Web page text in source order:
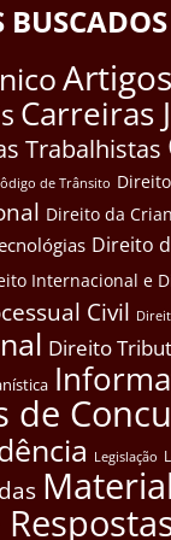
Artigos
Carreiras
Trabalhistas
de Trânsito
Direito da
Direito
Internacional e
Civil
Direito
de
Legislação